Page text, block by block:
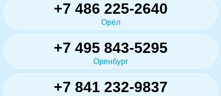
+7 486 225-2640
Орёл
+7 495 843-5295
Оренбург
+7 841 232-9837